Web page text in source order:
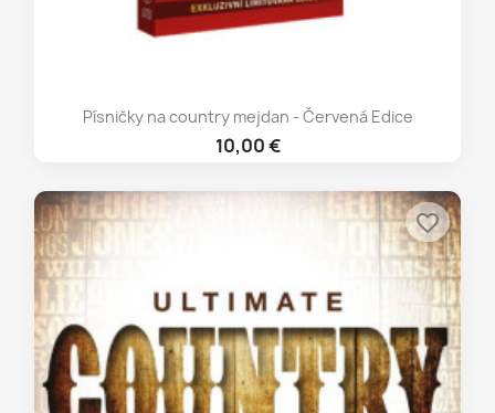
Písničky na country mejdan - Červená Edice
10,00 €
favorite_border